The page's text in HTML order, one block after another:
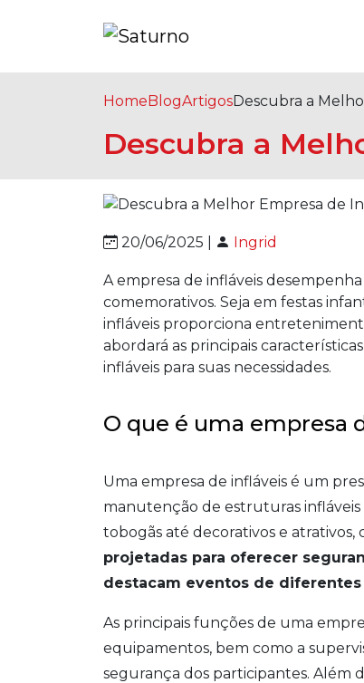
HomeBlogArtigosDescubra a
Descubra a
20/06/2025 | Ingrid
A empresa de infláveis
comemorativos. Seja em festas
infláveis proporciona
abordará as principais
infláveis para suas necessidades.
O que é uma empresa
Uma empresa de infláveis é um
manutenção de estruturas infláveis
tobogãs até decorativos e atrativos,
projetadas para oferecer
destacam eventos de diferentes
As principais funções de uma
equipamentos, bem como a
segurança dos participantes. Além